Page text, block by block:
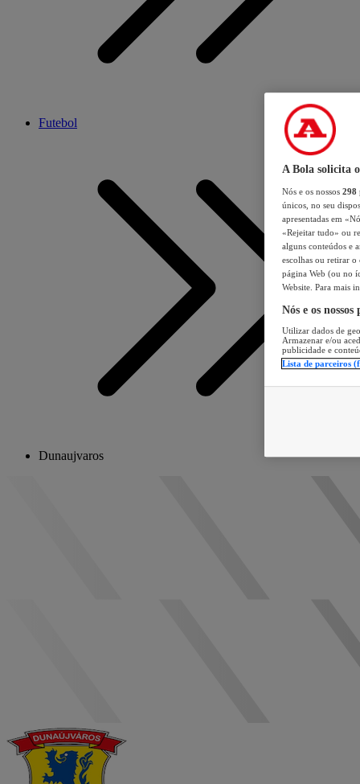
Futebol
Dunaujvaros
A Bola solicita
Nós e os nossos 298
únicos, no seu
apresentadas em
«Rejeitar tudo» ou
alguns conteúdos e
escolhas ou retirar
página Web (ou no
Website. Para mais
Nós e os
Utilizar dados de
Armazenar e/ou
publicidade e
Lista de parceiros